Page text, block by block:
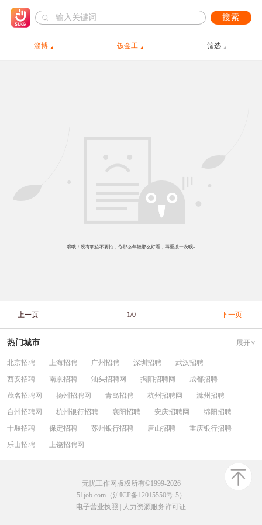
搜索
淄博 钣金工 筛选
哦哦！没有职位不要怕，你那么年轻那么好看，再重搜一次呗~
上一页 1/0 下一页
热门城市 展开
北京招聘 上海招聘 广州招聘 深圳招聘
武汉招聘
西安招聘
南京招聘 汕头招聘网 揭阳招聘网
成都招聘
茂名招聘网
扬州招聘网 青岛招聘 杭州招聘网
滁州招聘
台州招聘网
杭州银行招聘 襄阳招聘 安庆招聘网
绵阳招聘
十堰招聘
保定招聘 苏州银行招聘 唐山招聘
重庆银行招聘
乐山招聘
上饶招聘网
无忧工作网版权所有©1999-2026
51job.com（沪ICP备12015550号-5）
电子营业执照
人力资源服务许可证